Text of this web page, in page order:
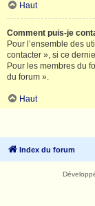
Haut
Comment puis-je
Pour l’ensemble des
contacter », si ce
Pour les membres du
du forum ».
Haut
Index du forum